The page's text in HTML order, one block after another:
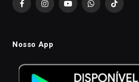
FacebookInstagramYouTubeWhatsAppTikTok
Nosso App